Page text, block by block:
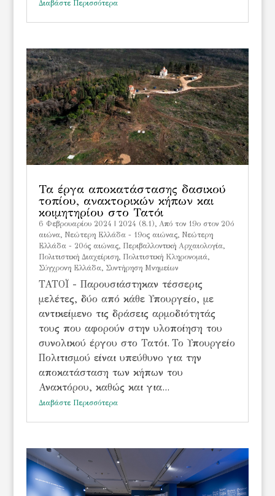
Διαβάστε Περισσότερα
Τα έργα αποκατάστασης δασικού
τοπίου, ανακτορικών κήπων και
κοιμητηρίου στο Τατόι
6 Φεβρουαρίου 2024 2024 (8.1), Από τον 19ο στον 20ό
αιώνα, Νεώτερη Ελλάδα - 19ος αιώνας, Νεώτερη
Ελλάδα - 20ός αιώνας, Περιβαλλοντική Αρχαιολογία,
Πολιτιστική Διαχείριση, Πολιτιστική Κληρονομιά,
Σύγχρονη Ελλάδα, Συντήρηση Μνημείων
ΤΑΤΟΪ - Παρουσιάστηκαν τέσσερις
μελέτες, δύο από κάθε Υπουργείο, με
αντικείμενο τις δράσεις αρμοδιότητάς
τους που αφορούν στην υλοποίηση του
συνολικού έργου στο Τατόι. Το Υπουργείο
Πολιτισμού είναι υπεύθυνο για την
αποκατάσταση των κήπων του
Ανακτόρου, καθώς και για...
Διαβάστε Περισσότερα